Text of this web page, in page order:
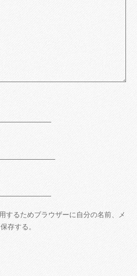
するためブラウザーに自分の名前、メ
存する。